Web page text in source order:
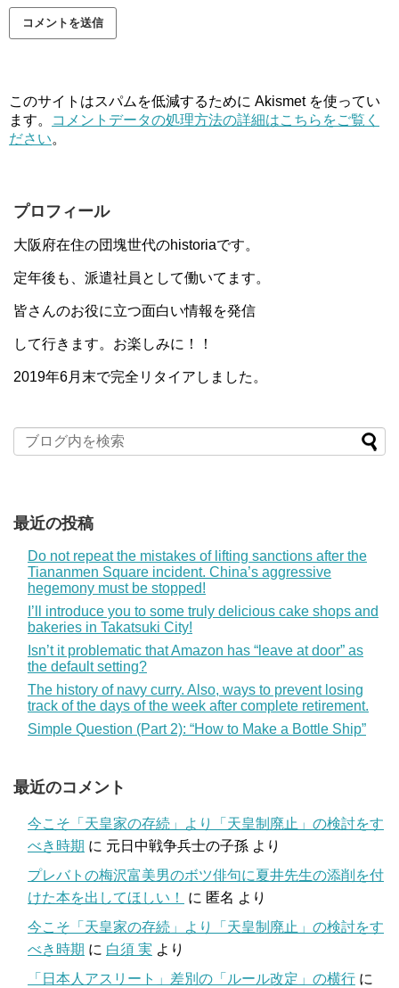
このサイトはスパムを低減するために Akismet を使ってい
ます。
コメントデータの処理方法の詳細はこちらをご覧く
ださい。
プロフィール
大阪府在住の団塊世代のhistoriaです。
定年後も、派遣社員として働いてます。
皆さんのお役に立つ面白い情報を発信
して行きます。お楽しみに！！
2019年6月末で完全リタイアしました。
最近の投稿
Do not repeat the mistakes of lifting sanctions after the
Tiananmen Square incident. China’s aggressive
hegemony must be stopped!
I’ll introduce you to some truly delicious cake shops and
bakeries in Takatsuki City!
Isn’t it problematic that Amazon has “leave at door” as
the default setting?
The history of navy curry. Also, ways to prevent losing
track of the days of the week after complete retirement.
Simple Question (Part 2): “How to Make a Bottle Ship”
最近のコメント
今こそ「天皇家の存続」より「天皇制廃止」の検討をす
べき時期 に 元日中戦争兵士の子孫 より
プレバトの梅沢富美男のボツ俳句に夏井先生の添削を付
けた本を出してほしい！
に 匿名 より
今こそ「天皇家の存続」より「天皇制廃止」の検討をす
べき時期 に 白須 実 より
「日本人アスリート」差別の「ルール改定」の横行 に